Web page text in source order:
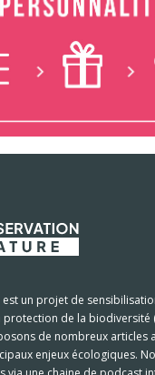
un projet de
protection de la biodiversité
de nombreux articles
enjeux écologiques.